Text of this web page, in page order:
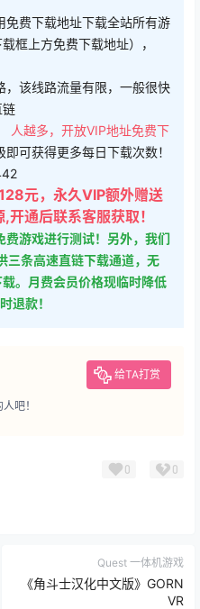
费下载地址下载全站所有游
框上方免费下载地址），
该线路流量有限，一般很快
链
人越多，开放VIP地址免费下
可获得更多每日下载次数！
元，永久VIP额外赠送
通后联系客服获取！
游戏进行测试！另外，我们
三条高速直链下载通道，无
。月费会员价格现临时降低
退款！
给TA打赏
吧！
0 0
Quest 一体机游戏
《角斗士汉化中文版》GORN
VR